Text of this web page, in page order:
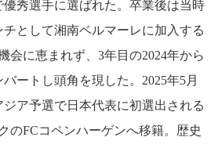
秀選手に選ばれた。卒業後は当時
として湘南ベルマーレに加入する
会に恵まれず、3年目の2024年から
ートし頭角を現した。2025年5月
ア予選で日本代表に初選出される
のFCコペンハーゲンへ移籍。歴史